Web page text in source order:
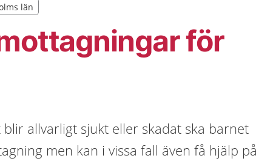
för
län
län
allvarligt sjukt eller skadat ska barnet
men kan i vissa fall även få hjälp på